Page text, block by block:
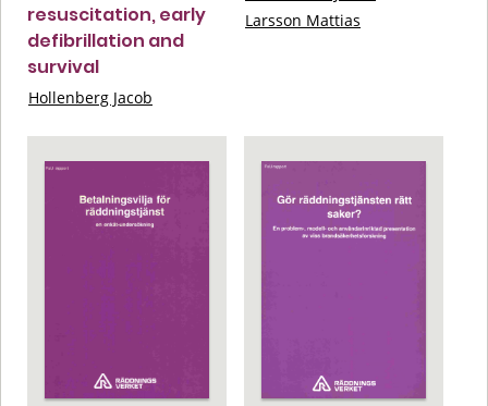
resuscitation, early
defibrillation and
survival
Hollenberg Jacob
Larsson Mattias